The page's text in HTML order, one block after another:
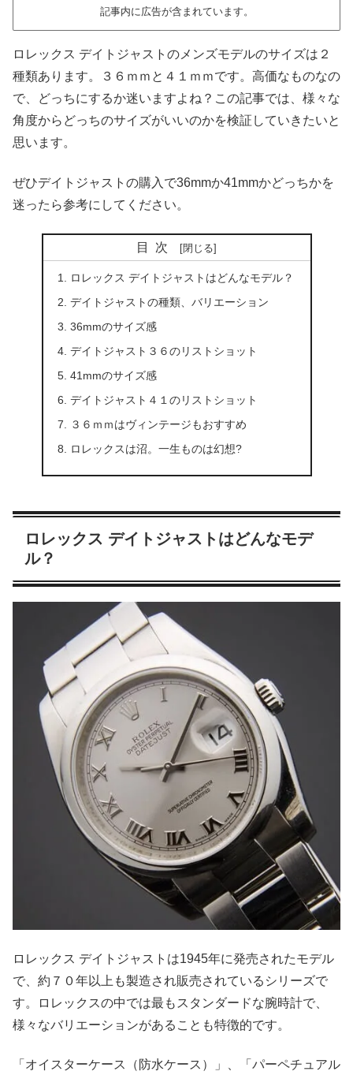
記事内に広告が含まれています。
ロレックス デイトジャストのメンズモデルのサイズは２
種類あります。３６ｍｍと４１ｍｍです。高価なものなの
で、どっちにするか迷いますよね？この記事では、様々な
角度からどっちのサイズがいいのかを検証していきたいと
思います。
ぜひデイトジャストの購入で36mmか41mmかどっちかを
迷ったら参考にしてください。
目次
ロレックス デイトジャストはどんなモデル？
デイトジャストの種類、バリエーション
36mmのサイズ感
デイトジャスト３６のリストショット
41mmのサイズ感
デイトジャスト４１のリストショット
３６ｍｍはヴィンテージもおすすめ
ロレックスは沼。一生ものは幻想?
ロレックス デイトジャストはどんなモデ
ル？
ロレックス デイトジャストは1945年に発売されたモデル
で、約７０年以上も製造され販売されているシリーズで
す。ロレックスの中では最もスタンダードな腕時計で、
様々なバリエーションがあることも特徴的です。
「オイスターケース（防水ケース）」、「パーペチュアル